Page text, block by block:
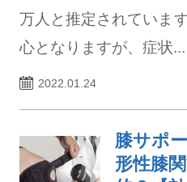
万人と推定されていま
心となりますが、症状...
2022.01.24
膝サポ
形性膝